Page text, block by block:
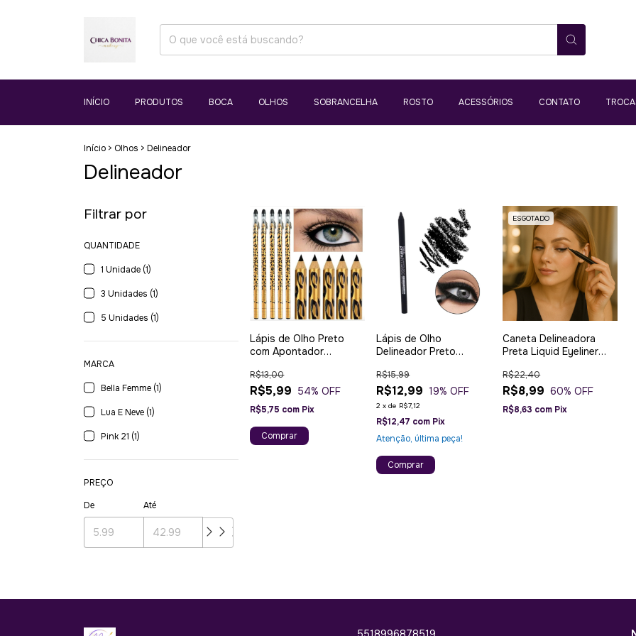
INÍCIO PRODUTOS BOCA OLHOS SOBRANCELHA ROSTO ACESSÓRIOS CONTATO
Início > Olhos > Delineador
Delineador
Filtrar por
QUANTIDADE
1 Unidade (1)
3 Unidades (1)
5 Unidades (1)
MARCA
Bella Femme (1)
Lua E Neve (1)
Pink 21 (1)
PREÇO
De
Até
Lápis de Olho Preto
com Apontador
R$5,99
R$13,00
54% OFF
R$5,75 com Pix
Lápis de Olho
Delineador Preto
A Prova D'Água Pink 21
R$12,99
R$15,99
19% OFF
2 xde R$7,12
R$12,47 com Pix
Atenção, última peça!
Comprar
ESGOTADO
Caneta Delineadora
Preta Liquid Eyeliner
d'agua
R$8,99
R$22,40
60% OFF
R$8,63 com Pix